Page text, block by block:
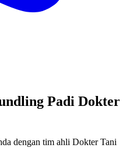
Padi Dokter
dengan tim ahli Dokter Tani